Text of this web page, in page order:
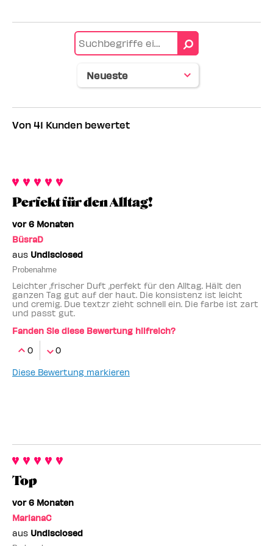
Von 41 Kunden bewertet
Perfekt für den Alltag!
vor 6 Monaten
BüsraD
aus Undisclosed
Probenahme
Leichter ,frischer Duft ,perfekt für den Alltag. Hält den
ganzen Tag gut auf der haut. Die konsistenz ist leicht
und cremig. Due textzr zieht schnell ein. Die farbe ist zart
und passt gut.
Fanden Sie diese Bewertung hilfreich?
0
0
Diese Bewertung markieren
Top
vor 6 Monaten
MarianaC
aus Undisclosed